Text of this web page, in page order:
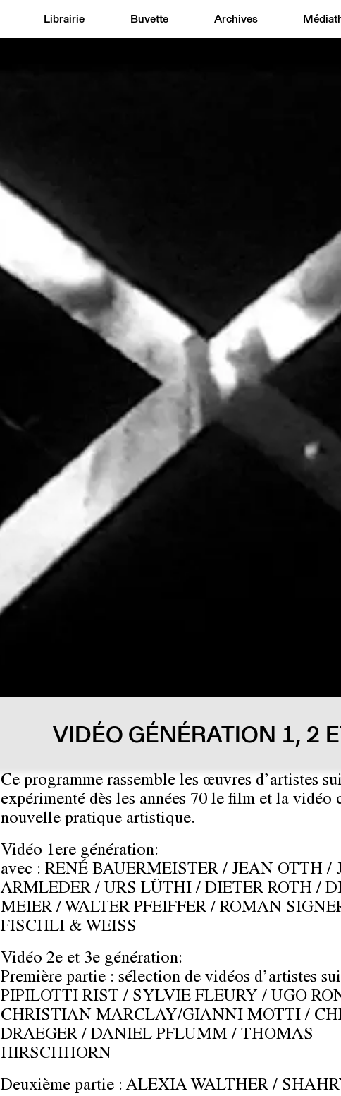
Librairie Buvette Archives
VIDÉO GÉNÉRATION 1, 2
Ce programme rassemble les œuvres d’artistes
expérimenté dès les années 70 le film et la vidéo
nouvelle pratique artistique.
Vidéo 1ere génération:
avec : RENÉ BAUERMEISTER / JEAN OTTH /
ARMLEDER / URS LÜTHI / DIETER ROTH /
MEIER / WALTER PFEIFFER / ROMAN
FISCHLI & WEISS
Vidéo 2e et 3e génération:
Première partie : sélection de vidéos d’artistes
PIPILOTTI RIST / SYLVIE FLEURY / UGO
CHRISTIAN MARCLAY/GIANNI MOTTI /
DRAEGER / DANIEL PFLUMM / THOMAS
HIRSCHHORN
Deuxième partie : ALEXIA WALTHER /